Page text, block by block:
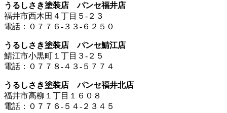
うるしさき塗装店 パンセ福井店
福井市西木田４丁目５-２３
電話：０７７６-３３-６２５０
うるしさき塗装店 パンセ鯖江店
鯖江市小黒町１丁目３-２５
電話：０７７８-４３-５７７４
うるしさき塗装店 パンセ福井北店
福井市高柳１丁目１６０８
電話：０７７６-５４-２３４５